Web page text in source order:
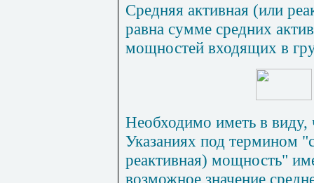
Средняя активная (или
равна сумме средних
мощностей входящих в
Необходимо иметь в виду,
Указаниях под термином
реактивная) мощность"
возможное значение